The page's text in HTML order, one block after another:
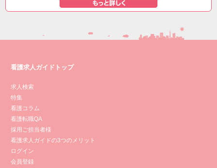
看護求人ガイドトップ
求人検索
特集
看護コラム
看護転職QA
採用ご担当者様
看護求人ガイドの3つのメリット
ログイン
会員登録